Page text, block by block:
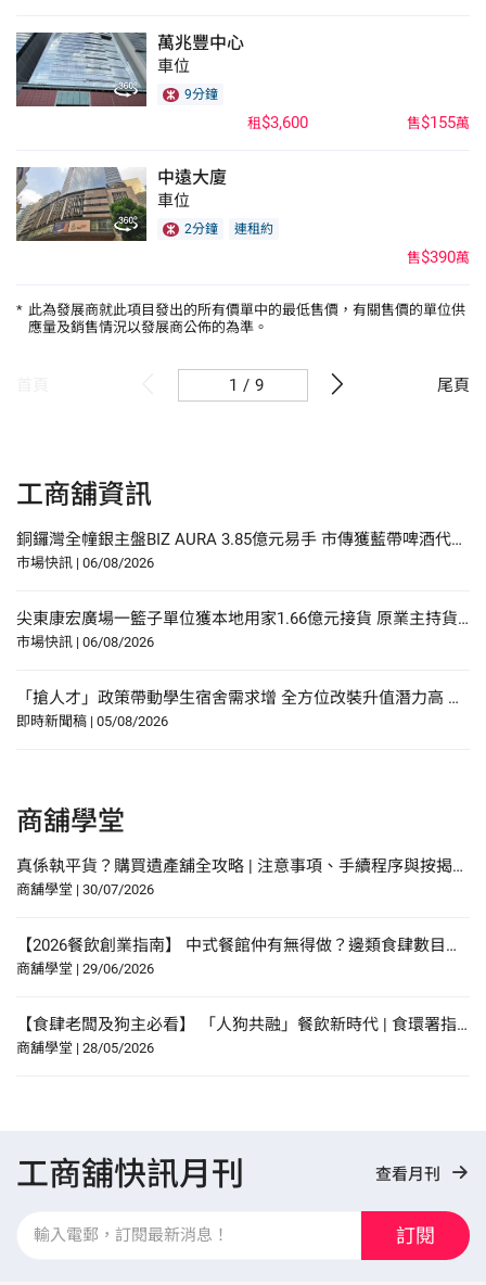
萬兆豐中心
車位
9分鐘
售$155萬
租$3,600
中遠大廈
車位
2分鐘 連租約
售$390萬
* 此為發展商就此項目發出的所有價單中的最低售價，有關售價的單位供
應量及銷售情況以發展商公佈的為準。
/ 9 尾頁
工商舖資訊
銅鑼灣全幢銀主盤BIZ AURA 3.85億元易手 市傳獲藍帶啤酒代理商承接
市場快訊 | 06/08/2026
尖東康宏廣場一籃子單位獲本地用家1.66億元接貨 原業主持貨22年賺27%
市場快訊 | 06/08/2026
「搶人才」政策帶動學生宿舍需求增 全方位改裝升值潛力高 佐敦廟街95至97號全幢獨家放售 意向價約1.08億元
即時新聞稿 | 05/08/2026
商舖學堂
真係執平貨？購買遺產舖全攻略 | 注意事項、手續程序與按揭申請指南
商舖學堂 | 30/07/2026
【2026餐飲創業指南】 中式餐館仲有無得做？邊類食肆數目增幅最多？研究報告中尋找餐飲創業貼士？
商舖學堂 | 29/06/2026
【食肆老闆及狗主必看】 「人狗共融」餐飲新時代 | 食環署指引懶人包！
商舖學堂 | 28/05/2026
工商舖快訊月刊 查看月刊
訂閱